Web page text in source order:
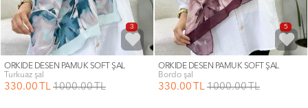
3
ORKİDE DESEN PAMUK SOFT ŞAL
turkuaz şal
330.00 TL 1000.00TL
5
ORKİDE DESEN PAMUK SOFT ŞAL
bordo şal
330.00 TL 1000.00TL